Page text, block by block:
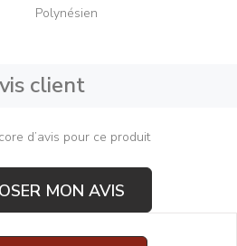
Polynésien
client
d’avis pour ce produit
MON AVIS